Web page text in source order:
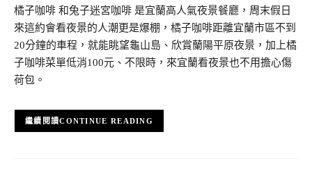
橘子咖啡 和兔子迷宮咖啡 是宜蘭高人氣夜景餐廳，周末假日
來這約會看夜景的人潮更是爆棚，橘子咖啡距離宜蘭市區不到
20分鐘的車程，就能眺望龜山島、欣賞蘭陽平原夜景，加上橘
子咖啡菜單低消100元、不限時，來宜蘭看夜景也不用擔心傷
荷包。
CONTINUE READING